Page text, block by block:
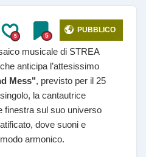
5 5
PUBBLICO
musicale di STREA
anticipa l’attesissimo
Mess", previsto per il 25
la cantautrice
finestra sul suo universo
dove suoni e
armonico.